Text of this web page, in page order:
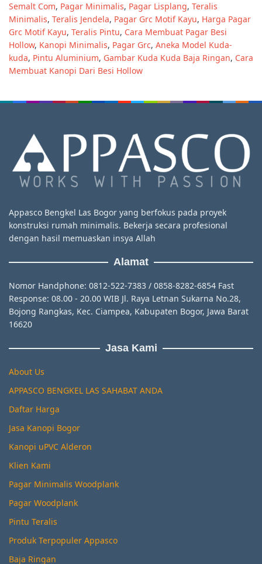
Semalt Com, Pagar Minimalis, Pagar Lisplang, Teralis
Minimalis, Teralis Jendela, Pagar Grc Motif Kayu, Harga Pagar
Grc Motif Kayu, Teralis Pintu, Cara Membuat Pagar Besi
Hollow, Kanopi Minimalis, Pagar Grc, Aneka Model Kuda-
kuda, Pintu Aluminium, Gambar Kuda Kuda Baja Ringan, Cara
Membuat Kanopi Dari Besi Hollow
Appasco Bengkel Las Bogor yang berfokus pada proyek
konstruksi rumah minimalis. Bekerja secara profesional
dengan hasil memuaskan insya Allah
Alamat
Nomor Handphone: 0812-522-7383 / 0858-8282-6854 Fast
Response: 08.00 - 20.00 WIB Jl. Raya Letnan Sukarna No.28,
Bojong Rangkas, Kec. Ciampea, Kabupaten Bogor, Jawa Barat
16620
Jasa Kami
About Us
APPASCO BENGKEL LAS SAHABAT ANDA
Daftar Harga
Jasa Kanopi Bogor
Kanopi uPVC Alderon
Klien Kami
Pagar Minimalis Woodplank
Pagar Woodplank
Pintu Teralis
Produk Terpopuler Appasco
Baja Ringan